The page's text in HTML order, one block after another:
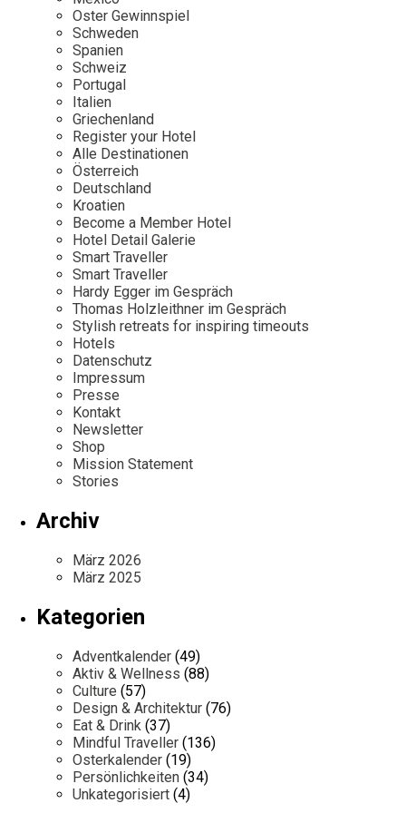
Mexico
Niederlande
Österreich
Portugal
Schweden
Spanien
Schweiz
Persönlichkeiten
Our Story
Career
Kontakt
Impressum
Oster Gewinnspiel
Schweden
Spanien
Schweiz
Portugal
Italien
Griechenland
Register your Hotel
Alle Destinationen
Österreich
Deutschland
Kroatien
Become a Member Hotel
Hotel Detail Galerie
Smart Traveller
Smart Traveller
Hardy Egger im Gespräch
Thomas Holzleithner im Gespräch
Stylish retreats for inspiring timeouts
Hotels
Datenschutz
Impressum
Presse
Kontakt
Newsletter
Shop
Mission Statement
Stories
Archiv
März 2026
März 2025
Kategorien
Adventkalender (49)
Aktiv & Wellness (88)
Culture (57)
Design & Architektur (76)
Eat & Drink (37)
Mindful Traveller (136)
Osterkalender (19)
Persönlichkeiten (34)
Unkategorisiert (4)